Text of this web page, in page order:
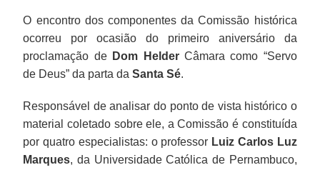
O encontro dos componentes da Comissão histórica
ocorreu por ocasião do primeiro aniversário da
proclamação de Dom HelderCâmara como “Servo
de Deus” da parta daSanta Sé.
Responsável de analisar do ponto de vista histórico o
material coletado sobre ele, a Comissão é constituída
por quatro especialistas: o professor Luiz Carlos Luz
Marques, da Universidade Católica de Pernambuco,